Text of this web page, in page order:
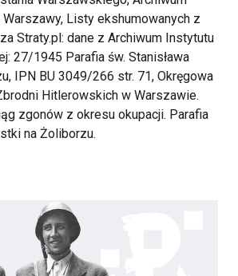
Listy ekshumowanych z
Straty.pl: dane z Archiwum Instytutu
27/1945 Parafia św. Stanisława
IPN BU 3049/266 str. 71, Okręgowa
Hitlerowskich w Warszawie.
zgonów z okresu okupacji. Parafia
na Żoliborzu.